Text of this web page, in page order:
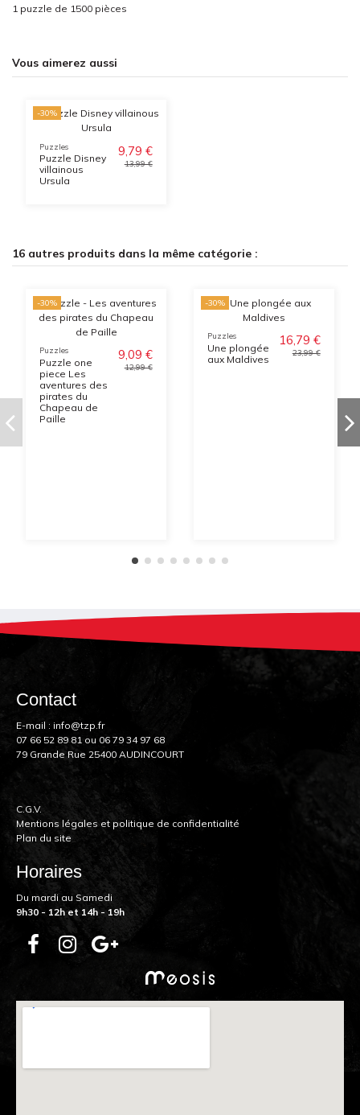
1 puzzle de 1500 pièces
Vous aimerez aussi
-30%
Puzzles
Puzzle Disney
villainous
Ursula
9,79 €
13,99 €
16 autres produits dans la même catégorie :
-30%
Puzzles
Puzzle one
piece Les
aventures des
pirates du
Chapeau de
Paille
9,09 €
12,99 €
-30%
Puzzles
Une plongée
aux Maldives
16,79 €
23,99 €
Contact
E-mail : info@tzp.fr
07 66 52 89 81 ou 06 79 34 97 68
79 Grande Rue 25400 AUDINCOURT
C.G.V.
Mentions légales et politique de confidentialité
Plan du site
Horaires
Du mardi au Samedi
9h30 - 12h et 14h - 19h